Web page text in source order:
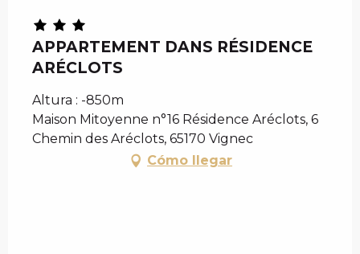
APPARTEMENT DANS RÉSIDENCE
ARÉCLOTS
Altura : -850m
Maison Mitoyenne n°16 Résidence Aréclots, 6
Chemin des Aréclots, 65170 Vignec
Cómo llegar